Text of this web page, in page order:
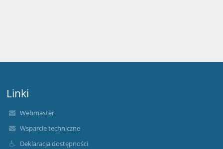
Linki
Webmaster
Wsparcie techniczne
Deklaracja dostępności